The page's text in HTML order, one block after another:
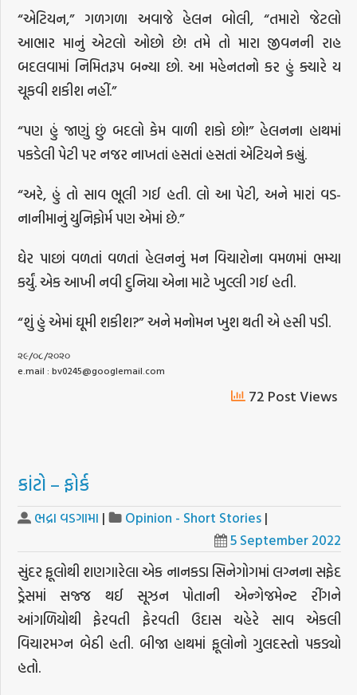
“એટિયન,” ગળગળા અવાજે હેલન બોલી, “તમારો જેટલો
આભાર માનું એટલો ઓછો છે! તમે તો મારા જીવનની રાહ
બદલવામાં નિમિતરૂપ બન્યા છો. આ મહેનતનો કર હું ક્યારે ય
ચૂકવી શકીશ નહીં.”
“પણ હું જાણું છું બદલો કેમ વાળી શકો છો!” હેલનના હાથમાં
પકડેલી પેટી પર નજર નાખતાં હસતાં હસતાં એટિયને કહ્યું.
“અરે, હું તો સાવ ભૂલી ગઈ હતી. લો આ પેટી, અને મારાં વડ-
નાનીમાનું યુનિફોર્મ પણ એમાં છે.”
ઘેર પાછાં વળતાં વળતાં હેલનનું મન વિચારોના વમળમાં ભમ્યા
કર્યું. એક આખી નવી દુનિયા એના માટે ખુલ્લી ગઈ હતી.
“શું હું એમાં ઘૂમી શકીશ?” અને મનોમન ખુશ થતી એ હસી પડી.
૨૯/૦૮/૨૦૨૦
e.mail : bv0245@googlemail.com
72 Post Views
કાંટો – ફોર્ક
ભદ્રા વડગામા | Opinion - Short Stories |
5 September 2022
સુંદર ફૂલોથી શણગારેલા એક નાનકડા સિનેગોગમાં લગ્નના સફેદ
ડ્રેસમાં સજ્જ થઈ સૂઝન પોતાની એન્ગેજમેન્ટ રીંગને
આંગળિયોથી ફેરવતી ફેરવતી ઉદાસ ચહેરે સાવ એકલી
વિચારમગ્ન બેઠી હતી. બીજા હાથમાં ફૂલોનો ગુલદસ્તો પકડ્યો
હતો.